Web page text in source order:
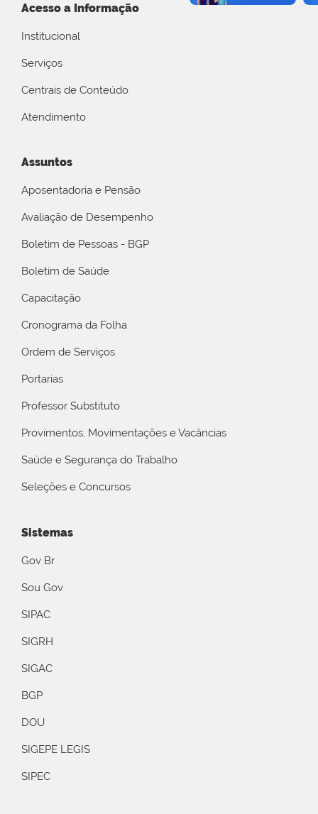
Acesso a Informação
Institucional
Serviços
Centrais de Conteúdo
Atendimento
Assuntos
Aposentadoria e Pensão
Avaliação de Desempenho
Boletim de Pessoas - BGP
Boletim de Saúde
Capacitação
Cronograma da Folha
Ordem de Serviços
Portarias
Professor Substituto
Provimentos, Movimentações e Vacâncias
Saúde e Segurança do Trabalho
Seleções e Concursos
Sistemas
Gov Br
Sou Gov
SIPAC
SIGRH
SIGAC
BGP
DOU
SIGEPE LEGIS
SIPEC